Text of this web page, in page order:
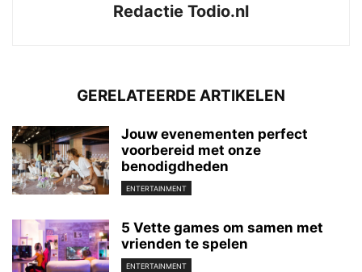
Redactie Todio.nl
GERELATEERDE ARTIKELEN
Jouw evenementen perfect
voorbereid met onze
benodigdheden
ENTERTAINMENT
5 Vette games om samen met
vrienden te spelen
ENTERTAINMENT